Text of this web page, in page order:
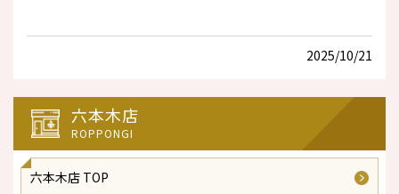
2025/10/21
六本木店
ROPPONGI
六本木店 TOP